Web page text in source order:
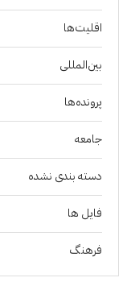
اقلیت‌ها
بین‌المللی
پرونده‌ها
جامعه
دسته بندی نشده
فايل ها
فرهنگ